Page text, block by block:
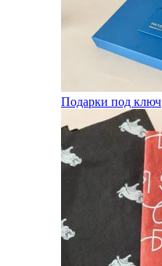
Подарки под ключ